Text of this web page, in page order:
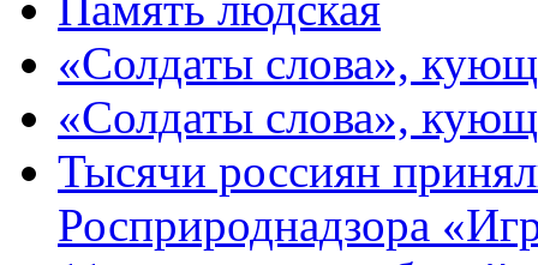
«Солдаты слова»,
«Солдаты слова»,
Тысячи россиян
Росприроднадзора